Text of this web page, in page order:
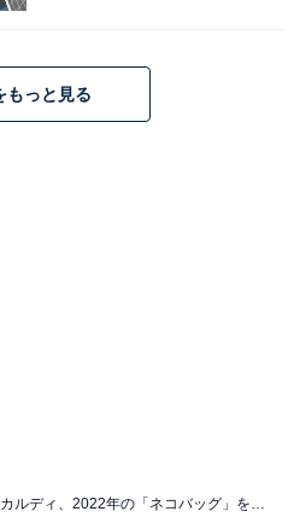
と「レモン冷麺」は夏に常備
もっと見る